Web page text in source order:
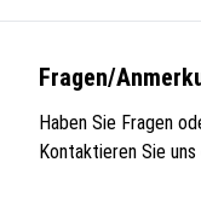
Fragen/
Haben Sie Fragen
Kontaktieren Sie